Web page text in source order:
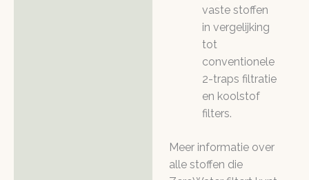
vaste stoffen
in vergelijking
tot
conventionele
2-traps filtratie
en koolstof
filters.
Meer informatie over
alle stoffen die